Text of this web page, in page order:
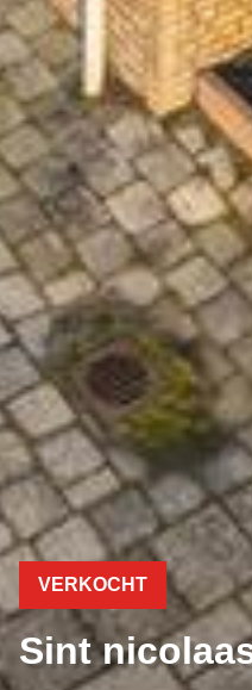
VERKOCHT
Sint